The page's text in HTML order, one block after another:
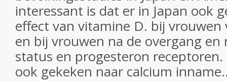
interessant is dat er in Japan ook
effect van vitamine D. bij vrouwen
en bij vrouwen na de overgang en
status en progesteron
ook gekeken naar calcium